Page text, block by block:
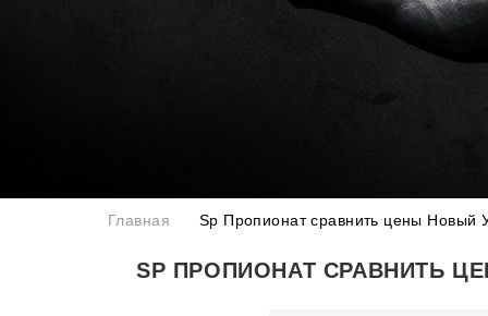
Главная Sp Пропионат сравнить цены Новый
SP ПРОПИОНАТ СРАВНИТЬ